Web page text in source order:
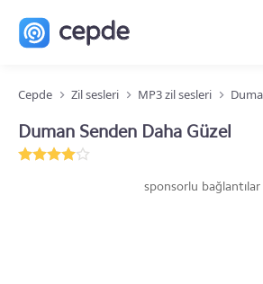
Cepde Zil sesleri MP3 zil sesleri
Duman Senden Daha Güzel
sponsorlu bağlantılar